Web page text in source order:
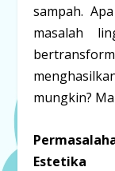
sampah.
masalah
mungkin?
Estetika